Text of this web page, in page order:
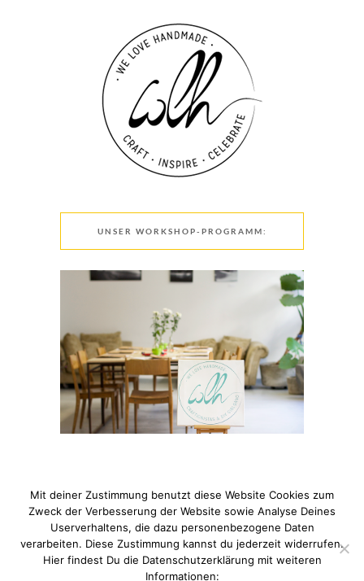
UNSER WORKSHOP-PROGRAMM:
© 2021 Pixi mit Milch. All Rights Reserved. Du hast Fragen
zum Thema Datenschutz? Hier findest du meine
Mit deiner Zustimmung benutzt diese Website Cookies zum
Zweck der Verbesserung der Website sowie Analyse Deines
Userverhaltens, die dazu personenbezogene Daten
verarbeiten. Diese Zustimmung kannst du jederzeit widerrufen.
Hier findest Du die Datenschutzerklärung mit weiteren
Informationen: